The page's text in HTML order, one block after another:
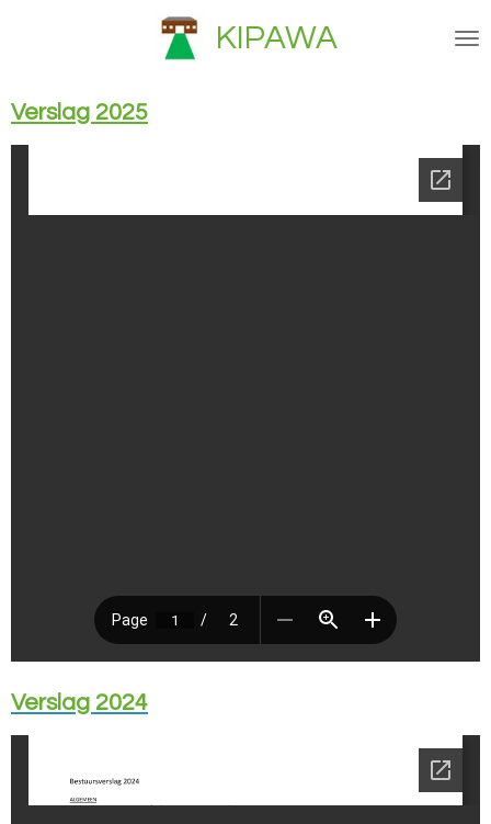
de
hoofdinhoud
KIPAWA
Verslag 2025
Verslag 2024